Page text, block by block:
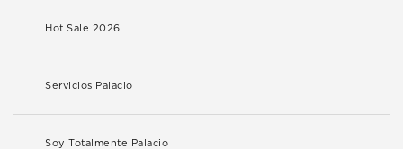
Hot Sale 2026
Servicios Palacio
Soy Totalmente Palacio